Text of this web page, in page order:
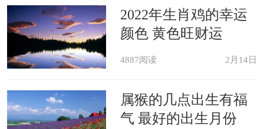
在恋爱上的。他们无须担心因为恋爱而
导致工作状态下滑或者是生活出现变
化，恰恰相反如果个人的感情稳定持久
的话反倒能够为他们带来更好的事业
运。那么如何才可以在这一年里遇到适
2022年生肖鸡的幸运
颜色 黄色旺财运
4887阅读 2月14日
属猴的几点出生有福
气 最好的出生月份